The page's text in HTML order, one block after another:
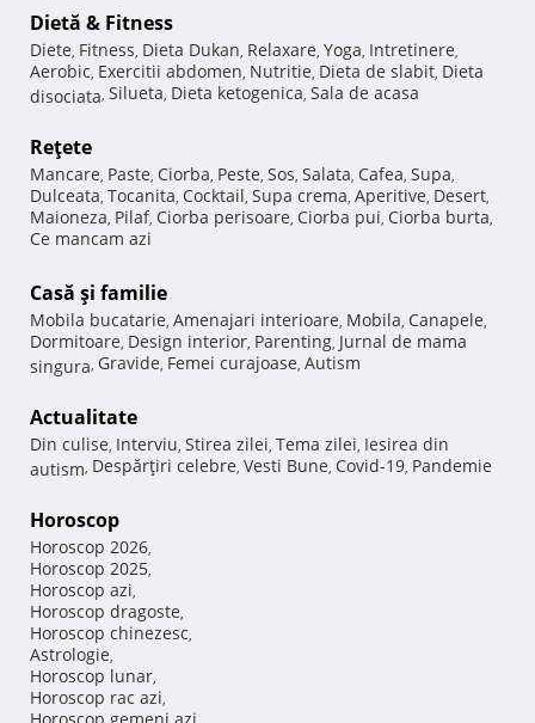
Dietă & Fitness
Diete, Fitness, Dieta Dukan, Relaxare, Yoga, Intretinere,
Aerobic, Exercitii abdomen, Nutritie, Dieta de slabit, Dieta
disociata, Silueta, Dieta ketogenica, Sala de acasa
Reţete
Mancare, Paste, Ciorba, Peste, Sos, Salata, Cafea, Supa,
Dulceata, Tocanita, Cocktail, Supa crema, Aperitive, Desert,
Maioneza, Pilaf, Ciorba perisoare, Ciorba pui, Ciorba burta,
Ce mancam azi
Casă şi familie
Mobila bucatarie, Amenajari interioare, Mobila, Canapele,
Dormitoare, Design interior, Parenting, Jurnal de mama
singura, Gravide, Femei curajoase, Autism
Actualitate
Din culise, Interviu, Stirea zilei, Tema zilei, Iesirea din
autism, Despărţiri celebre, Vesti Bune, Covid-19, Pandemie
Horoscop
Horoscop 2026,
Horoscop 2025,
Horoscop azi,
Horoscop dragoste,
Horoscop chinezesc,
Astrologie,
Horoscop lunar,
Horoscop rac azi,